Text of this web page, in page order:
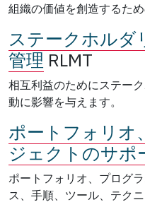
組織の価値を創造するた
ステークホルダ
管理 RLMT
相互利益のためにステー
動に影響を与えます。
ポートフォリオ
ジェクトのサポ
ポートフォリオ、プログ
ス、手順、ツール、テク